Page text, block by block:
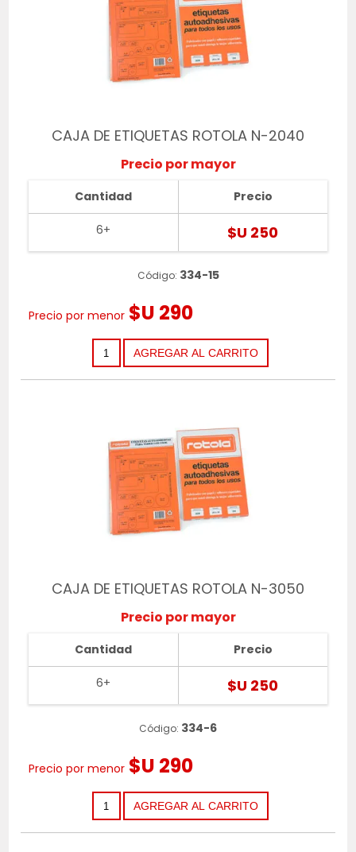
CAJA DE ETIQUETAS ROTOLA N-2040
Precio por mayor
Cantidad
6+
Precio
$U 250
Código: 334-15
Precio por menor $U 290
CAJA DE ETIQUETAS ROTOLA N-3050
Precio por mayor
Cantidad
6+
Precio
$U 250
Código: 334-6
Precio por menor $U 290